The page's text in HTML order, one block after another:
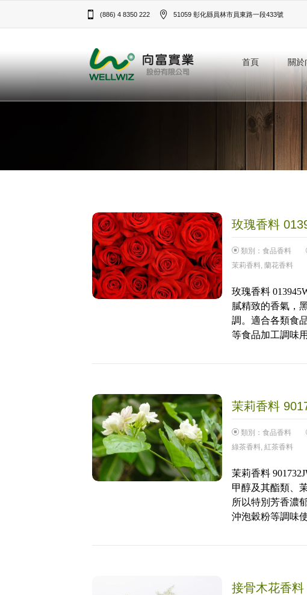
(886) 4 8350 222 51059 彰化縣員林市員東路一段433號‎
首頁 關於
玫瑰香料
類別： 食品香料
茉莉香料, 蘭花香料
玫瑰香料
膩精致的香氣，
調。適合各類食
等食品加工調味用
茉莉香料
類別： 食品香料
綠茶香料, 紅茶香料
茉莉香料
甲醇及其酯類、
所以特別芳香濃
沖泡穀粉等調味使
接骨木花香